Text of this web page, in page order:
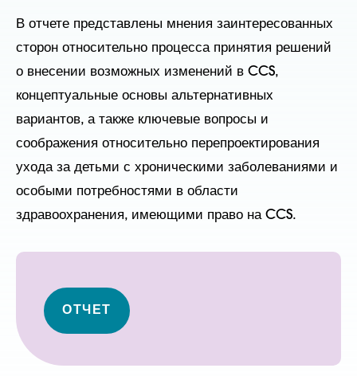
В отчете представлены мнения заинтересованных
сторон относительно процесса принятия решений
о внесении возможных изменений в CCS,
концептуальные основы альтернативных
вариантов, а также ключевые вопросы и
соображения относительно перепроектирования
ухода за детьми с хроническими заболеваниями и
особыми потребностями в области
здравоохранения, имеющими право на CCS.
ОТЧЕТ